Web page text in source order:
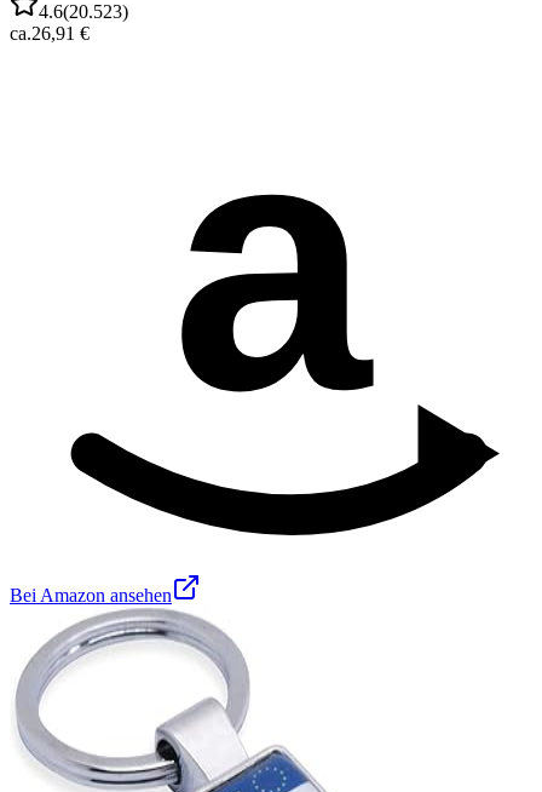
4.6(20.523)
ca.26,91 €
a
Bei Amazon ansehen